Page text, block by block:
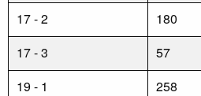
17 - 2
180
17 - 3
57
19 - 1
258